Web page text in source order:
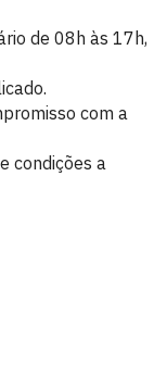
de 08h às 17h,
com a
condições a